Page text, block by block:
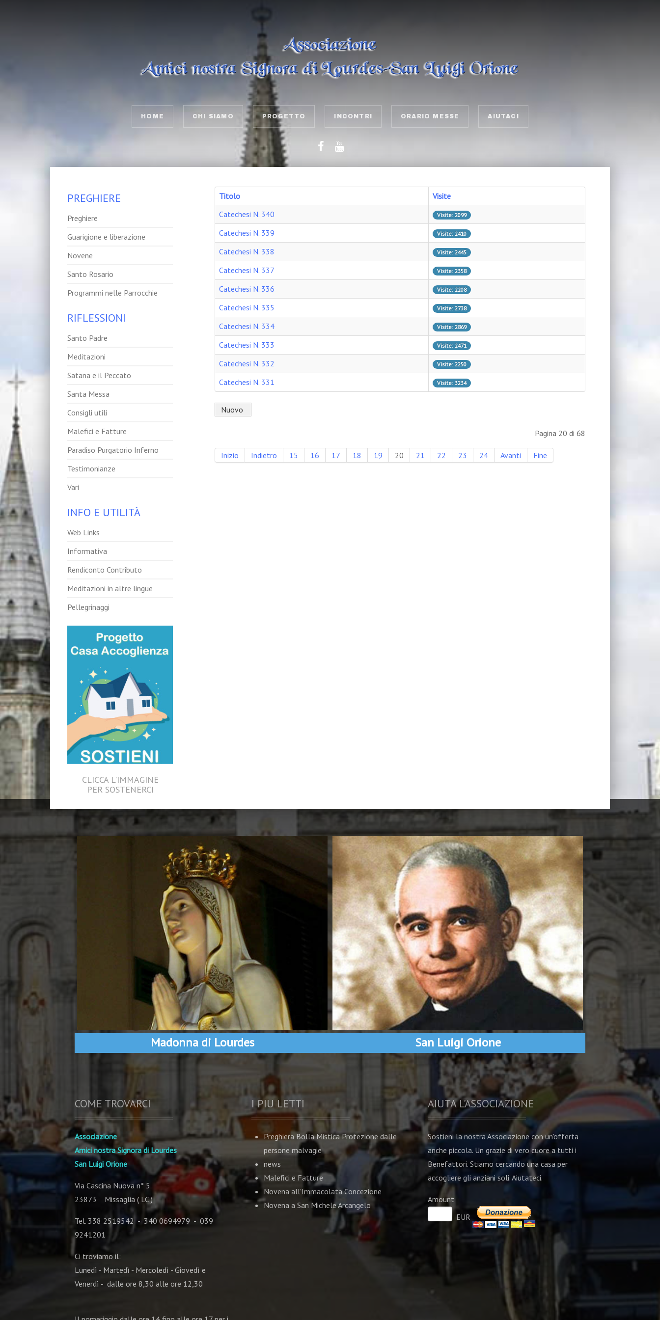
HOME CHI SIAMO PROGETTO INCONTRI ORARIO MESSE AIUTACI
PREGHIERE
Preghiere
Guarigione e liberazione
Novene
Santo Rosario
Programmi nelle Parrocchie
RIFLESSIONI
Santo Padre
Meditazioni
Satana e il Peccato
Santa Messa
Consigli utili
Malefici e Fatture
Paradiso Purgatorio Inferno
Testimonianze
Vari
INFO E UTILITÀ
Web Links
Informativa
Rendiconto Contributo
Meditazioni in altre lingue
Pellegrinaggi
CLICCA L'IMMAGINE
PER SOSTENERCI
Titolo
Visite
Catechesi N. 340
Visite: 2099
Catechesi N. 339 Visite: 2410
Catechesi N. 338 Visite: 2445
Catechesi N. 337 Visite: 2358
Catechesi N. 336 Visite: 2208
Catechesi N. 335 Visite: 2738
Catechesi N. 334 Visite: 2869
Catechesi N. 333 Visite: 2471
Catechesi N. 332 Visite: 2250
Catechesi N. 331 Visite: 3234
Nuovo
Pagina 20 di 68
Inizio Indietro 15 16 17 18 19 20 21 22 23 24 Avanti Fine
Madonna di Lourdes San Luigi Orione
COME TROVARCI
Associazione
Amici nostra Signora di Lourdes
San Luigi Orione
Via Cascina Nuova n° 5
23873 Missaglia ( LC )
Tel. 338 2519542 - 340 0694979 - 039
9241201
Ci troviamo il:
Lunedì - Martedì - Mercoledì - Giovedì e
Venerdì - dalle ore 8,30 alle ore 12,30
I PIU LETTI
Preghiera Bolla Mistica Protezione dalle
persone malvagie
news
Malefici e Fatture
Novena all'Immacolata Concezione
Novena a San Michele Arcangelo
AIUTA L'ASSOCIAZIONE
Sostieni la nostra Associazione con un'offerta
anche piccola. Un grazie di vero cuore a tutti i
Benefattori. Stiamo cercando una casa per
accogliere gli anziani soli. Aiutateci.
Amount
EUR